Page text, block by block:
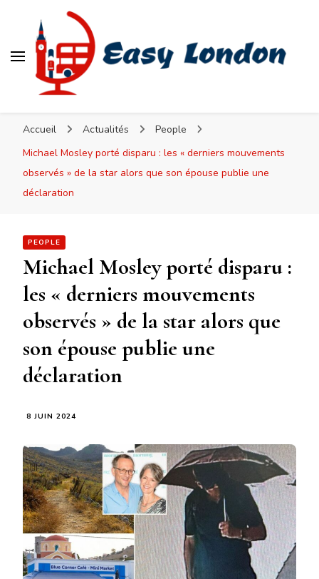
Accueil Actualités
People
Michael Mosley porté disparu : les « derniers mouvements
observés » de la star alors que son épouse publie une
déclaration
PEOPLE
Michael Mosley porté disparu :
les « derniers mouvements
observés » de la star alors que
son épouse publie une
déclaration
8 JUIN 2024